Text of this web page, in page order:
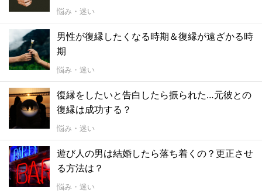
悩み・迷い
男性が復縁したくなる時期＆復縁が遠ざかる時
期
悩み・迷い
復縁をしたいと告白したら振られた…元彼との
復縁は成功する？
悩み・迷い
遊び人の男は結婚したら落ち着くの？更正させ
る方法は？
悩み・迷い